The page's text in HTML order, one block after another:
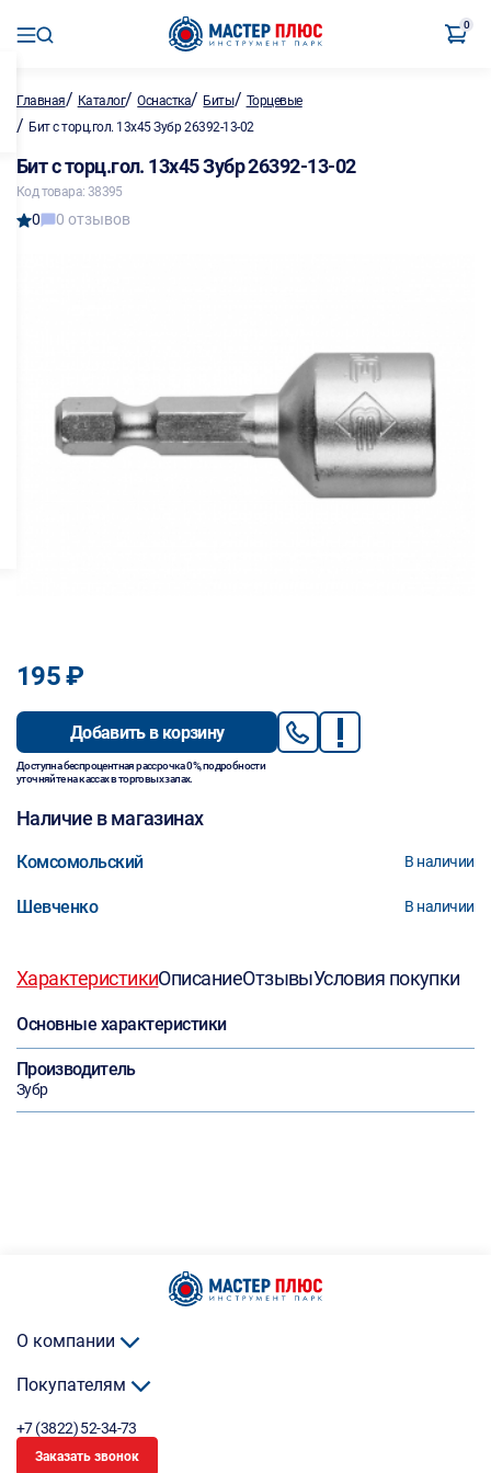
0
Главная/ Каталог/Оснастка/ Биты/ Торцевые
/ Бит с торц.гол. 13х45 Зубр 26392-13-02
Бит с торц.гол. 13х45 Зубр 26392-13-02
Код товара: 38395
0 0 отзывов
195 ₽
Добавить в корзину
Доступна беспроцентная рассрочка 0%, подробности
уточняйте на кассах в торговых залах.
Наличие в магазинах
Комсомольский В наличии
Шевченко В наличии
ХарактеристикиОписаниеОтзывыУсловия покупки
Основные характеристики
Производитель
Зубр
О компании
Покупателям
+7 (3822) 52-34-73
Заказать звонок